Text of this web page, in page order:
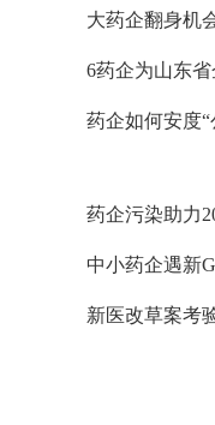
大药企翻身机
6药企为山东
药企如何安度“
药企污染助力
中小药企遇新
新医改草案考